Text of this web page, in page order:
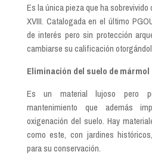
Es la única pieza que ha
XVIII. Catalogada en el último
de interés pero sin protección
cambiarse su calificación
Eliminación del suelo de mármol
Es un material lujoso pero
mantenimiento que además
oxigenación del suelo. Hay
como este, con jardines
para su conservación.